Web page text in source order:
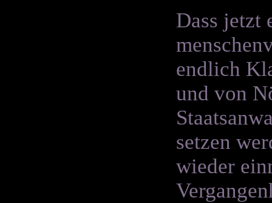
Dass jetzt
endlich
und von
setzen
wieder